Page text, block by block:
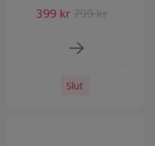
399 kr 799 kr
Slut